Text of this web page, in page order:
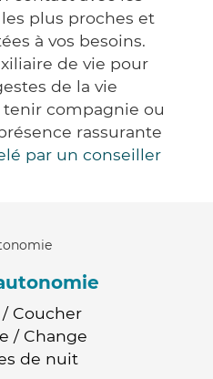
plus proches et
à vos besoins.
de vie pour
de la vie
compagnie ou
rassurante
par un conseiller
/ Coucher
/ Change
de nuit